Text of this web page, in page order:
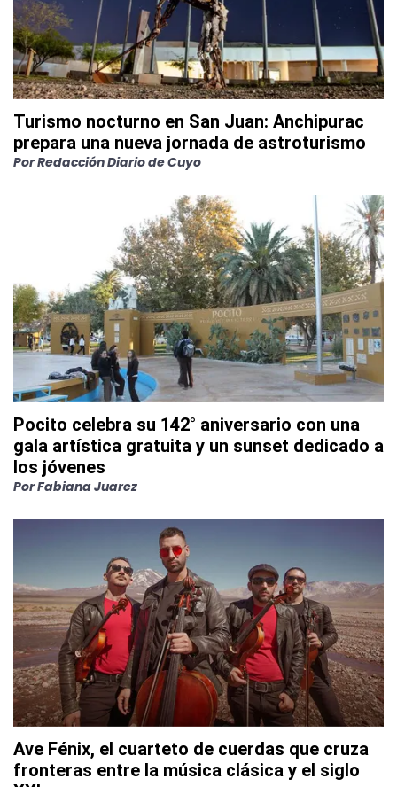
Turismo nocturno en San Juan: Anchipurac
prepara una nueva jornada de astroturismo
PorRedacción Diario de Cuyo
Pocito celebra su 142° aniversario con una
gala artística gratuita y un sunset dedicado a
los jóvenes
PorFabiana Juarez
Ave Fénix, el cuarteto de cuerdas que cruza
fronteras entre la música clásica y el siglo